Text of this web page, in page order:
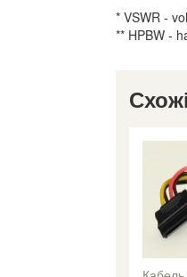
* VSWR -
** HPBW -